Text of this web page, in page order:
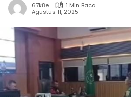
67k8e
1 Min Baca
Agustus 11, 2025